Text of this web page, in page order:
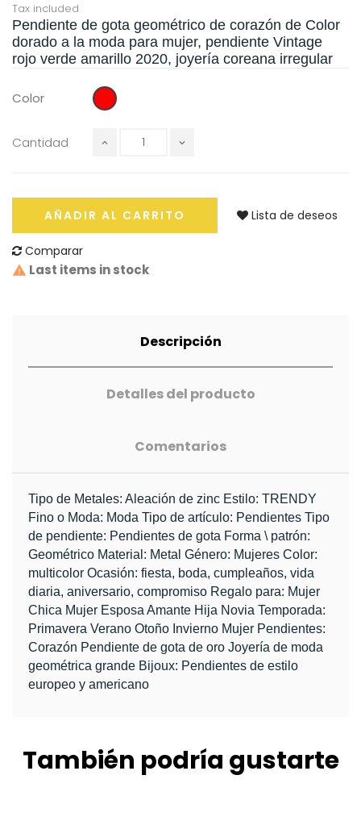
Tax included
Pendiente de gota geométrico de corazón de Color
dorado a la moda para mujer, pendiente Vintage
rojo verde amarillo 2020, joyería coreana irregular
Color Rojo
Cantidad
AÑADIR AL CARRITO Lista de deseos
Comparar
Last items in stock
Descripción
Detalles del producto
Comentarios
Tipo de Metales: Aleación de zinc Estilo: TRENDY
Fino o Moda: Moda Tipo de artículo: Pendientes Tipo
de pendiente: Pendientes de gota Forma \ patrón:
Geométrico Material: Metal Género: Mujeres Color:
multicolor Ocasión: fiesta, boda, cumpleaños, vida
diaria, aniversario, compromiso Regalo para: Mujer
Chica Mujer Esposa Amante Hija Novia Temporada:
Primavera Verano Otoño Invierno Mujer Pendientes:
Corazón Pendiente de gota de oro Joyería de moda
geométrica grande Bijoux: Pendientes de estilo
europeo y americano
También podría gustarte